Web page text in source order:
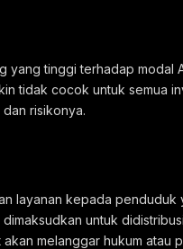
yang tinggi terhadap modal
tidak cocok untuk semua
risikonya.
layanan kepada
untuk
melanggar hukum atau